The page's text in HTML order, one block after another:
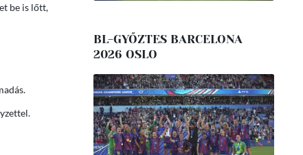
be is lőtt,
BL-GYŐZTES BARCELONA
2026 OSLO